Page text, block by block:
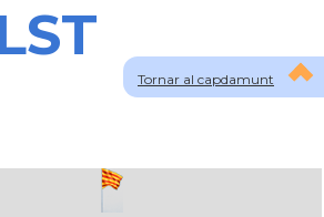
Tornar al capdamunt